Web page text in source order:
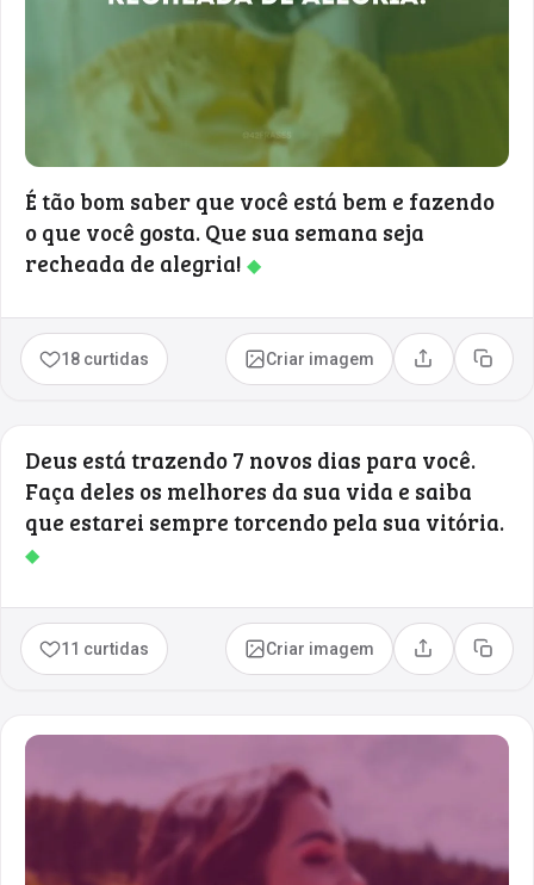
É tão bom saber que você está bem e fazendo
o que você gosta. Que sua semana seja
recheada de alegria! ◆
18 curtidas Criar imagem Compartilhar
Copiar
Deus está trazendo 7 novos dias para você.
Faça deles os melhores da sua vida e saiba
que estarei sempre torcendo pela sua vitória.
◆
11 curtidas Criar imagem Compartilhar
Copiar